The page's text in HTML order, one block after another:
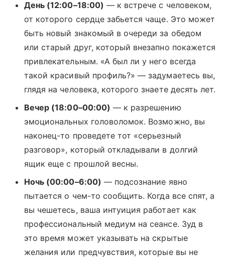
День (12:00–18:00) — к встрече с человеком,
от которого сердце забьется чаще. Это может
быть новый знакомый в очереди за обедом
или старый друг, который внезапно покажется
привлекательным. «А был ли у него всегда
такой красивый профиль?» — задумаетесь вы,
глядя на человека, которого знаете десять лет.
Вечер (18:00–00:00) — к разрешению
эмоциональных головоломок. Возможно, вы
наконец-то проведете тот «серьезный
разговор», который откладывали в долгий
ящик еще с прошлой весны.
Ночь (00:00–6:00) — подсознание явно
пытается о чем-то сообщить. Когда все спят, а
вы чешетесь, ваша интуиция работает как
профессиональный медиум на сеансе. Зуд в
это время может указывать на скрытые
желания или предчувствия, которые вы не